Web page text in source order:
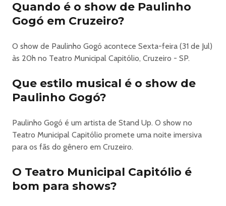
Serviço:
18 anos
Duração:
Texto:
Cezar Maracujá e Isaú
Junior
Diego Zarife
Produção Executiva:
Sérgio
Produção Local:
ANI+ Soluções & Linger Digital
Quando é o show de Paulinho
Gogó em Cruzeiro?
O show de Paulinho Gogó acontece Sexta-feira (31 de Jul)
às 20h no Teatro Municipal Capitólio, Cruzeiro - SP.
Que estilo musical é o show de
Paulinho Gogó?
Paulinho Gogó é um artista de Stand Up. O show no
Teatro Municipal Capitólio promete uma noite imersiva
para os fãs do gênero em Cruzeiro.
O Teatro Municipal Capitólio é
bom para shows?